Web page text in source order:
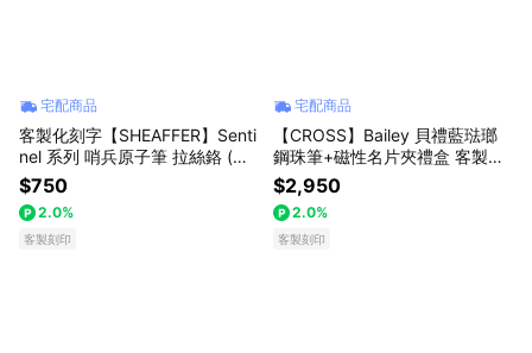
宅配商品
客製化刻字【SHEAFFER】Senti
nel 系列 哨兵原子筆 拉絲鉻 (原
廠正貨)
$750
2.0%
客製刻印
宅配商品
【CROSS】Bailey 貝禮藍琺瑯
鋼珠筆+磁性名片夾禮盒 客製化
刻字(原廠正貨)
$2,950
2.0%
客製刻印